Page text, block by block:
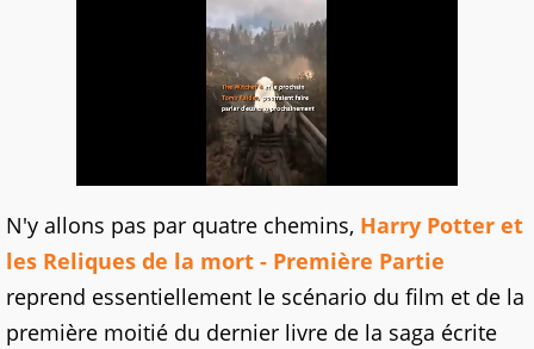
N'y allons pas par quatre chemins, Harry Potter et
les Reliques de la mort - Première Partie
reprend essentiellement le scénario du film et de la
première moitié du dernier livre de la saga écrite